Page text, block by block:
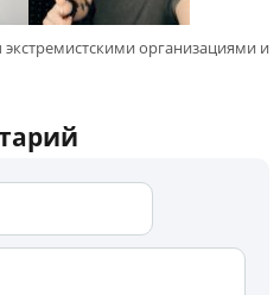
организациями и